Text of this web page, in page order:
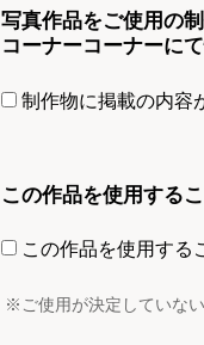
写真作品をご使用の
コーナーコーナーに
制作物に掲載の内容
この作品を使用する
この作品を使用する
※ご使用が決定していな